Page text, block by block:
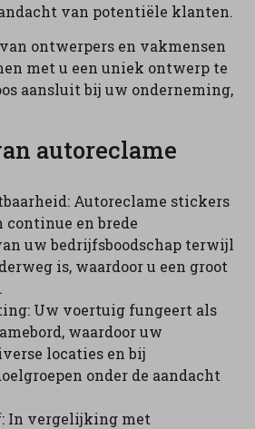
van potentiële klanten.
ontwerpers en vakmensen
met u een uniek ontwerp te
aansluit bij uw onderneming,
autoreclame
Autoreclame stickers
continue en brede
uw bedrijfsboodschap terwijl
is, waardoor u een groot
Uw voertuig fungeert als
waardoor uw
locaties en bij
onder de aandacht
In vergelijking met